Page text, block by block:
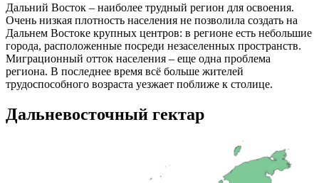
Дальний Восток – наиболее трудный регион для освоения.
Очень низкая плотность населения не позволила создать на
Дальнем Востоке крупных центров: в регионе есть небольшие
города, расположенные посреди незаселенных пространств.
Миграционный отток населения – еще одна проблема
региона. В последнее время всё больше жителей
трудоспособного возраста уезжает поближе к столице.
Дальневосточный гектар